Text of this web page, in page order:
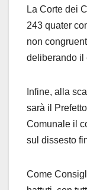
La Corte dei
243 quater
non
deliberando il
Infine, alla
sarà il
Comunale il
sul dissesto
Come